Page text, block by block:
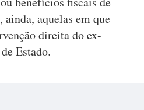
aquelas em que
direita do ex-
Estado.